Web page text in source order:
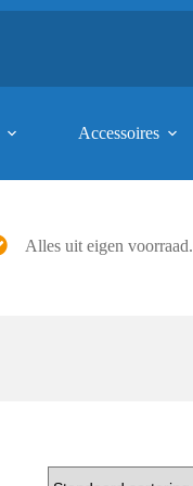
Accessoires
Alles uit eigen voorraad.